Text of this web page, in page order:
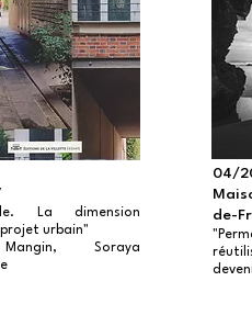
La dimension
urbain"
Soraya
04/
de-